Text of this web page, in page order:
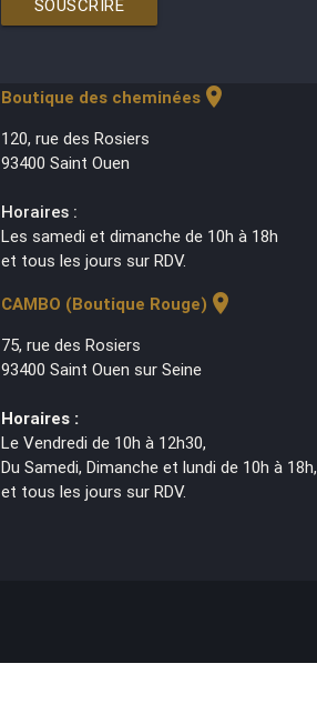
SOUSCRIRE
Boutique des cheminéeslocation_on
120, rue des Rosiers
93400 Saint Ouen
Horaires :
Les samedi et dimanche de 10h à 18h
et tous les jours sur RDV.
CAMBO (Boutique Rouge) location_on
75, rue des Rosiers
93400 Saint Ouen sur Seine
Horaires :
Le Vendredi de 10h à 12h30,
Du Samedi, Dimanche et lundi de 10h à 18h,
et tous les jours sur RDV.